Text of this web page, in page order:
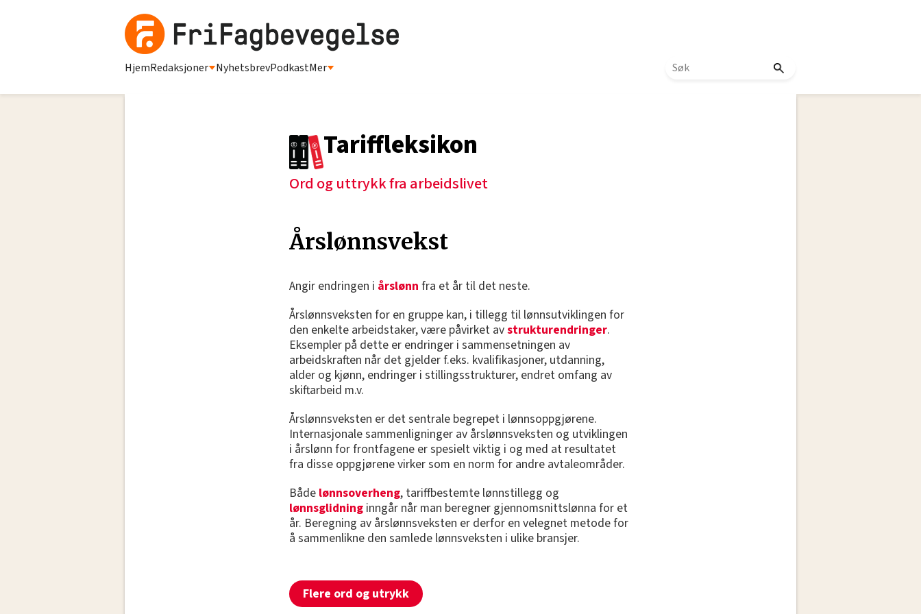
HjemRedaksjoner NyhetsbrevPodkastMer
Tariffleksikon
Ord og uttrykk fra arbeidslivet
Årslønnsvekst
Angir endringen i årslønn fra et år til det neste.
Årslønnsveksten for en gruppe kan, i tillegg til lønnsutviklingen for
den enkelte arbeidstaker, være påvirket avstrukturendringer.
Eksempler på dette er endringer i sammensetningen av
arbeidskraften når det gjelder f.eks. kvalifikasjoner, utdanning,
alder og kjønn, endringer i stillingsstrukturer, endret omfang av
skiftarbeid m.v.
Årslønnsveksten er det sentrale begrepet i lønnsoppgjørene.
Internasjonale sammenligninger av årslønnsveksten og utviklingen
i årslønn for frontfagene er spesielt viktig i og med at resultatet
fra disse oppgjørene virker som en norm for andre avtaleområder.
Både lønnsoverheng, tariffbestemte lønnstillegg og
lønnsglidning inngår når man beregner gjennomsnittslønna for et
år. Beregning av årslønnsveksten er derfor en velegnet metode for
å sammenlikne den samlede lønnsveksten i ulike bransjer.
Flere ord og utrykk